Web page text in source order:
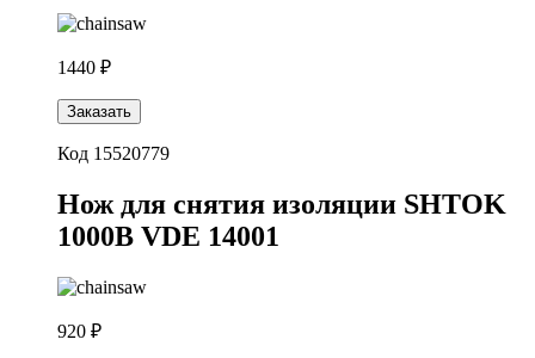
1440 ₽
Заказать
Код 15520779
Нож для снятия изоляции SHTOK
1000В VDE 14001
920 ₽